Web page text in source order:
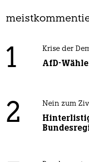
1 Krise der
AfD-
2 Nein zum